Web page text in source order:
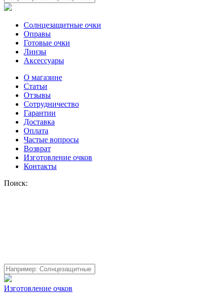
Солнцезащитные очки
Оправы
Готовые очки
Линзы
Аксессуары
О магазине
Статьи
Отзывы
Сотрудничество
Гарантии
Доставка
Оплата
Частые вопросы
Возврат
Изготовление очков
Контакты
Поиск:
Изготовление очков